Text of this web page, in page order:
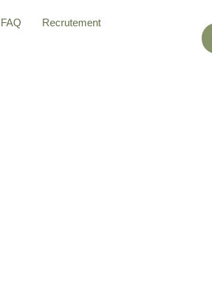
FAQ Recrutement